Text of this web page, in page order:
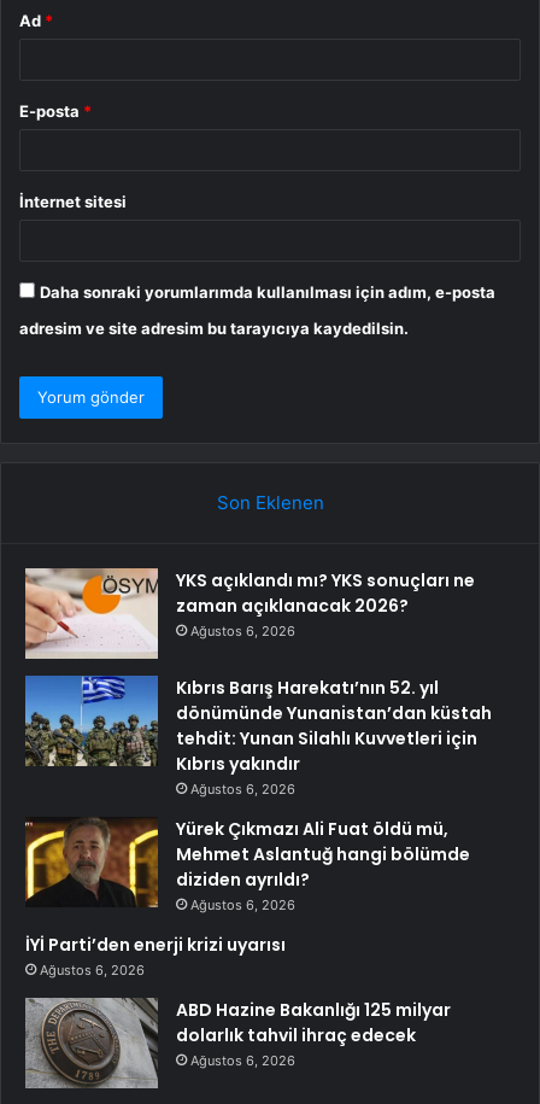
Ad *
E-posta *
İnternet sitesi
Daha sonraki yorumlarımda kullanılması için adım, e-posta
adresim ve site adresim bu tarayıcıya kaydedilsin.
Son Eklenen
YKS açıklandı mı? YKS sonuçları ne
zaman açıklanacak 2026?
Ağustos 6, 2026
Kıbrıs Barış Harekatı’nın 52. yıl
dönümünde Yunanistan’dan küstah
tehdit: Yunan Silahlı Kuvvetleri için
Kıbrıs yakındır
Ağustos 6, 2026
Yürek Çıkmazı Ali Fuat öldü mü,
Mehmet Aslantuğ hangi bölümde
diziden ayrıldı?
Ağustos 6, 2026
İYİ Parti’den enerji krizi uyarısı
Ağustos 6, 2026
ABD Hazine Bakanlığı 125 milyar
dolarlık tahvil ihraç edecek
Ağustos 6, 2026